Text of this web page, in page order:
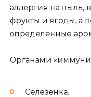
аллергия на пыль,
фрукты и ягоды, а
определенные
Органами
Селезенка.